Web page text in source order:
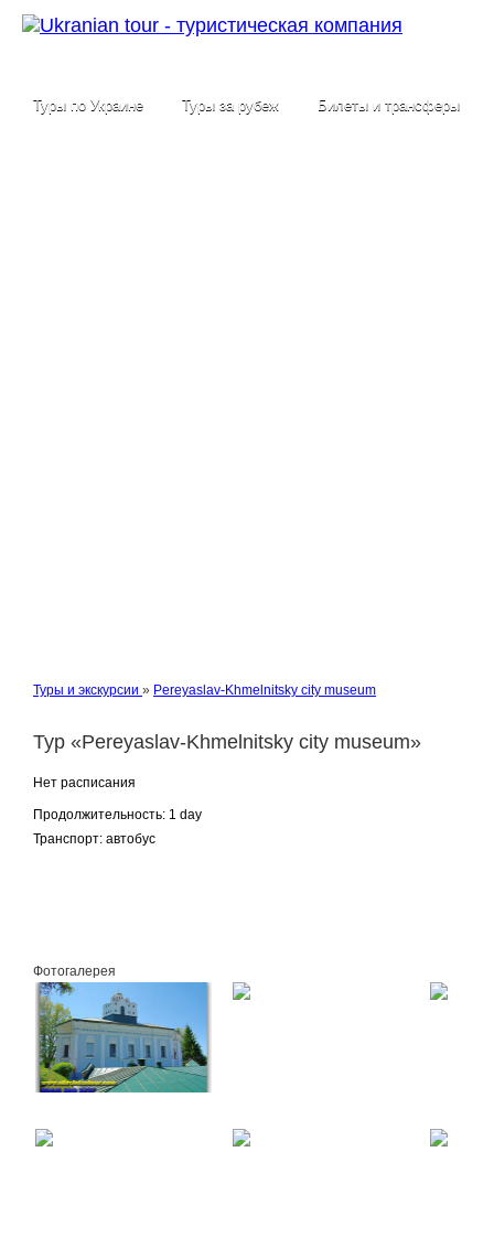
Туры по Украине Туры за рубеж Билеты и трансферы
Туры и экскурсии » Pereyaslav-Khmelnitsky city museum
Тур «Pereyaslav-Khmelnitsky city museum»
Нет расписания
Продолжительность: 1 day
Транспорт: автобус
Фотогалерея